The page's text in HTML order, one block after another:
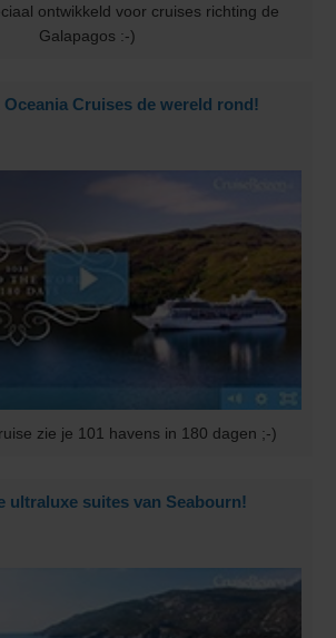
ontwikkeld voor cruises richting de
Galapagos :-)
Oceania Cruises de wereld rond!
zie je 101 havens in 180 dagen ;-)
ultraluxe suites van Seabourn!